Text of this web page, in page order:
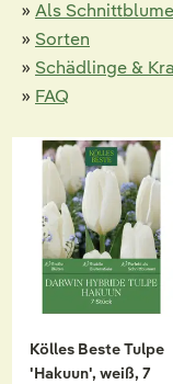
» Als Schnittblume
» Sorten
» Schädlinge &
» FAQ
Kölles Beste Tulpe
'Hakuun', weiß, 7